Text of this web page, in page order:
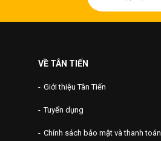
VỀ TÂN TIẾN
Giới thiệu Tân Tiến
Tuyển dụng
Chính sách bảo mật và thanh toán